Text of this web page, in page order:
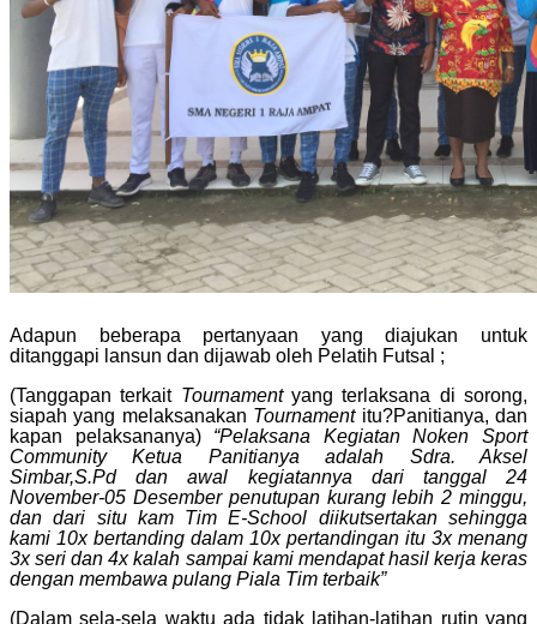
Adapun beberapa pertanyaan yang diajukan untuk
ditanggapi lansun dan dijawab oleh Pelatih Futsal ;
(Tanggapan terkait Tournamentyang terlaksana di sorong,
siapah yang melaksanakan Tournamentitu?Panitianya, dan
kapan pelaksananya) “Pelaksana Kegiatan Noken Sport
Community Ketua Panitianya adalah Sdra. Aksel
Simbar,S.Pd dan awal kegiatannya dari tanggal 24
November-05 Desember penutupan kurang lebih 2 minggu,
dan dari situ kam Tim E-School diikutsertakan sehingga
kami 10x bertanding dalam 10x pertandingan itu 3x menang
3x seri dan 4x kalah sampai kami mendapat hasil kerja keras
dengan membawa pulang Piala Tim terbaik”
(Dalam sela-sela waktu ada tidak latihan-latihan rutin yang